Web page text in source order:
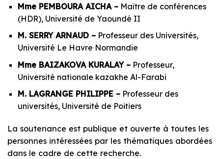
Mme PEMBOURA AICHA –Maître de conférences
(HDR), Université de Yaoundé II
M. SERRY ARNAUD –Professeur des Universités,
Université Le Havre Normandie
Mme BAIZAKOVA KURALAY –Professeur,
Université nationale kazakhe Al-Farabi
M. LAGRANGE PHILIPPE –Professeur des
universités, Université de Poitiers
La soutenance est publique et ouverte à toutes les
personnes intéressées par les thématiques abordées
dans le cadre de cette recherche.